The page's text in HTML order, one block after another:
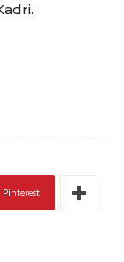
Pinterest